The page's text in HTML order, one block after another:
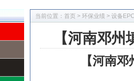
当前位置： 首页 > 环保业绩 > 设备
【河南邓
【河南